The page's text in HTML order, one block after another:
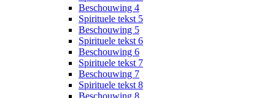
Beschouwing 4
Spirituele tekst 5
Beschouwing 5
Spirituele tekst 6
Beschouwing 6
Spirituele tekst 7
Beschouwing 7
Spirituele tekst 8
Beschouwing 8